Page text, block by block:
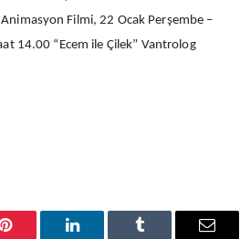
Filmi, 22 Ocak Perşembe –
14.00 “Ecem ile Çilek” Vantrolog